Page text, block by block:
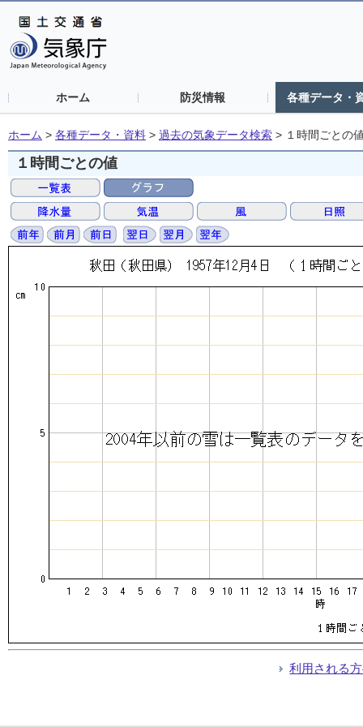
ホーム 防災情報 各種データ・
ホーム > 各種データ・資料 > 過去の気象データ検索 > １時間ごとの
１時間ごとの値
利用される